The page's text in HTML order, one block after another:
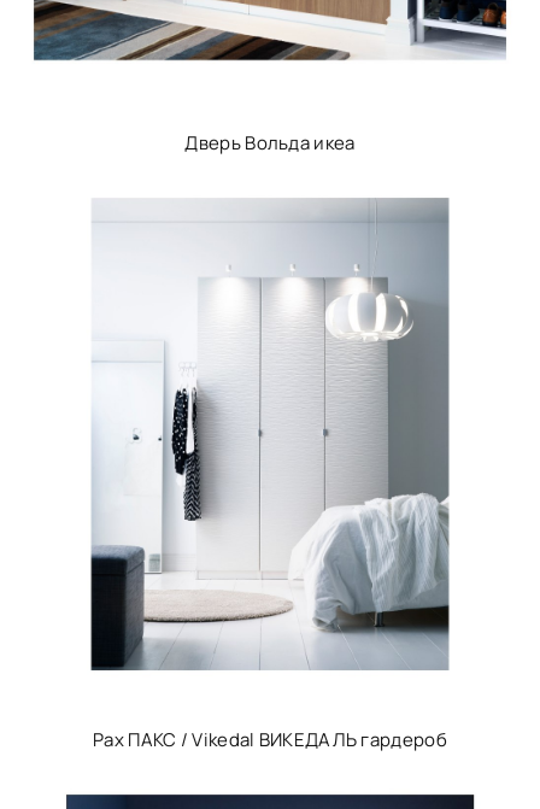
Дверь Вольда икеа
Pax ПАКС / Vikedal ВИКЕДАЛЬ гардероб